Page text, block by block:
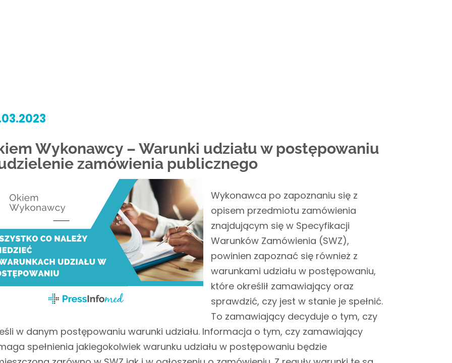
Wykonawcy – Warunki udziału w postępowaniu
zamówienia publicznego
Wykonawca po zapoznaniu się z
opisem przedmiotu zamówienia
znajdującym się w Specyfikacji
Warunków Zamówienia (SWZ),
powinien zapoznać się również z
warunkami udziału w postępowaniu,
które określił zamawiający oraz
sprawdzić, czy jest w stanie je spełnić.
To zamawiający decyduje o tym, czy
w danym postępowaniu warunki udziału. Informacja o tym, czy zamawiający
spełnienia jakiegokolwiek warunku udziału w postępowaniu będzie